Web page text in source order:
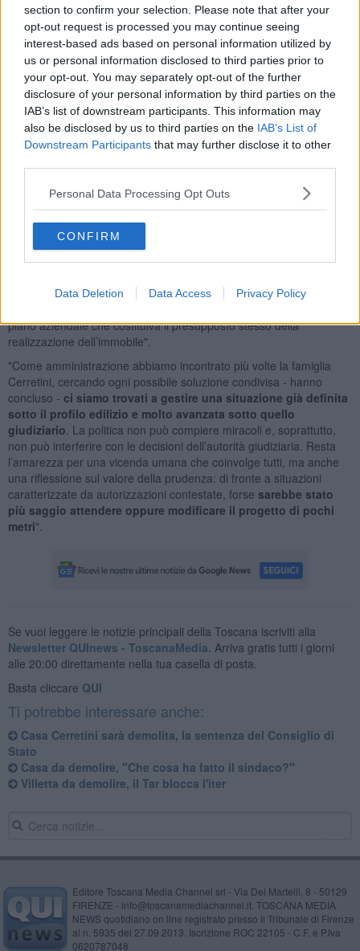
section to confirm your selection. Please note that after your
opt-out request is processed you may continue seeing
interest-based ads based on personal information utilized by
us or personal information disclosed to third parties prior to
your opt-out. You may separately opt-out of the further
disclosure of your personal information by third parties on the
IAB’s list of downstream participants. This information may
also be disclosed by us to third parties on the IAB’s List of
Downstream Participants that may further disclose it to other
Personal Data Processing Opt Outs
CONFIRM
Data Deletion Data Access Privacy Policy
La Giunta ponsacchina, inoltre, ha respinto la lettura politica della
vicenda. "È una vicenda che ha soprattutto una natura tecnica -
hanno precisato - ed è proprio da questo punto di vista che
riteniamo corretto ripercorrerla, con senso di responsabilità e nel
rispetto della famiglia Cerretini. Se ci atteniamo alla cronologia dei
fatti, emerge chealcuni errori sono stati commessi soprattutto
, quando il permesso a costruire fu rilasciato, poi
sospeso e successivamente riattivato. In quella fase, forse, la
politica avrebbe potuto assumere scelte diverse".
"Da quel momento si è susseguita una lunga serie di sentenze,
ricorsi e impugnazioni che hanno allungato i tempi, ma non
modificato il punto centrale della questione: in quell’area è presente
un bosco enon è possibile costruire a una distanza inferiore a
di una possibile sanatoria non trova riscontro, dal momento
piano aziendale che costituiva il presupposto stesso della
realizzazione dell’immobile".
"Come amministrazione abbiamo incontrato più volte la famiglia
Cerretini, cercando ogni possibile soluzione condivisa - hanno
concluso - ci siamo trovati a gestire una situazione già definita
sotto il profilo edilizio e molto avanzata sotto quello
giudiziario . La politica non può compiere miracoli e, soprattutto,
non può interferire con le decisioni dell’autorità giudiziaria. Resta
l’amarezza per una vicenda umana che coinvolge tutti, ma anche
una riflessione sul valore della prudenza: di fronte a situazioni
caratterizzate da autorizzazioni contestate, forse sarebbe stato
più saggio attendere oppure modificare il progetto di pochi
metri".
Se vuoi leggere le notizie principali della Toscana iscriviti alla
Newsletter QUInews - ToscanaMedia. Arriva gratis tutti i giorni
alle 20:00 direttamente nella tua casella di posta.
Basta cliccare QUI
Ti potrebbe interessare anche:
Casa Cerretini sarà demolita, la sentenza del Consiglio di
Stato
Casa da demolire, "Che cosa ha fatto il sindaco?"
Villetta da demolire, il Tar blocca l'iter
Editore Toscana Media Channel srl - Via Dei Martelli, 8 - 50129
FIRENZE - info@toscanamediachannel.it. TOSCANA MEDIA
NEWS quotidiano on line registrato presso il Tribunale di Firenze
al n. 5935 del 27.09.2013. Iscrizione ROC 22105 - C.F. e P.Iva
0620787048